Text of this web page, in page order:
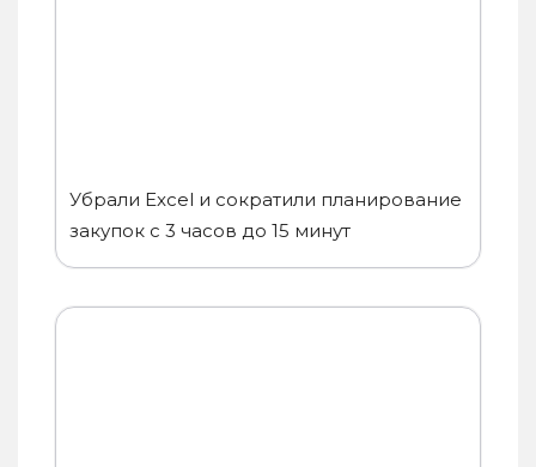
Убрали Excel и сократили планирование
закупок с 3 часов до 15 минут